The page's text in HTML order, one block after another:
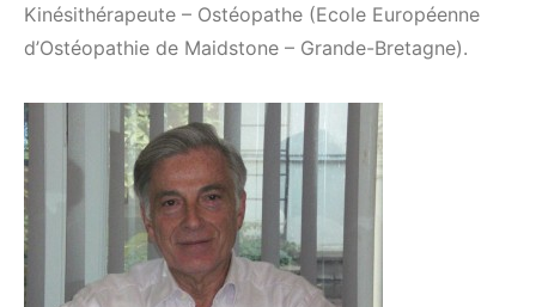
Kinésithérapeute – Ostéopathe (Ecole Européenne
d’Ostéopathie de Maidstone – Grande-Bretagne).